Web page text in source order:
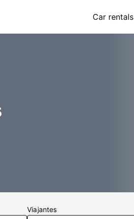
Car rentals
Viajantes